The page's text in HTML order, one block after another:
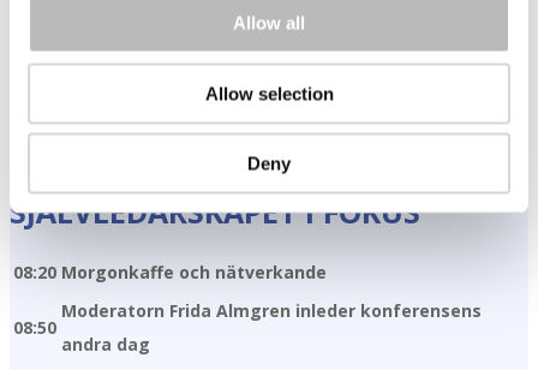
Allow all
Allow selection
Deny
17:00-
Avslutande nätverksmingel
TEMA DAG 2: LEDARSKAP &
SJÄLVLEDARSKAPET I FOKUS
08:20 Morgonkaffe och nätverkande
08:50
Moderatorn Frida Almgren inleder konferensens
andra dag